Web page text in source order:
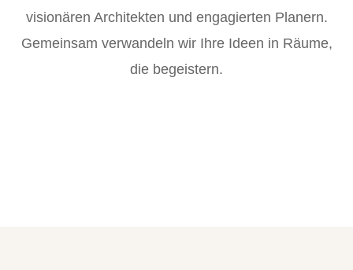
visionären Architekten und engagierten Planern.
Gemeinsam verwandeln wir Ihre Ideen in Räume,
die begeistern.